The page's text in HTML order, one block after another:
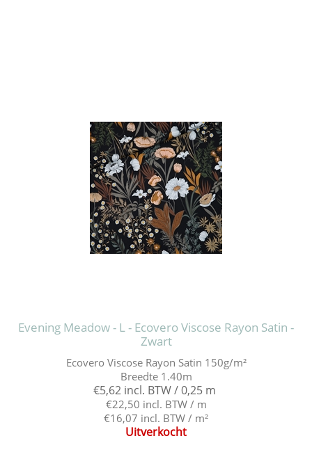
Evening Meadow - L - Ecovero Viscose Rayon Satin -
Zwart
Ecovero Viscose Rayon Satin 150g/m²
Breedte 1.40m
€5,62 incl. BTW / 0,25 m
€22,50 incl. BTW / m
€16,07 incl. BTW / m²
Uitverkocht